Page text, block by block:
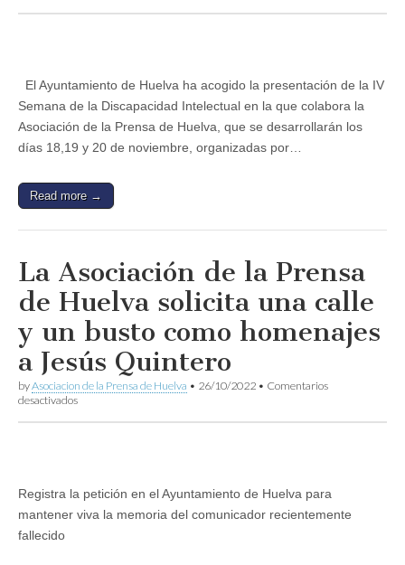
Discapacidad
Intelectual
en
la
que
Asociación
de
Huelva
El Ayuntamiento de Huelva ha acogido la presentación de la IV
Semana de la Discapacidad Intelectual en la que colabora la
Asociación de la Prensa de Huelva, que se desarrollarán los
días 18,19 y 20 de noviembre, organizadas por…
Read more →
La Asociación de la Prensa
de Huelva solicita una calle
y un busto como homenajes
a Jesús Quintero
byAsociacion de la Prensa de Huelva • 26/10/2022 • Comentarios
desactivadosen
Huelva
solicita
Registra la petición en el Ayuntamiento de Huelva para
mantener viva la memoria del comunicador recientemente
fallecido